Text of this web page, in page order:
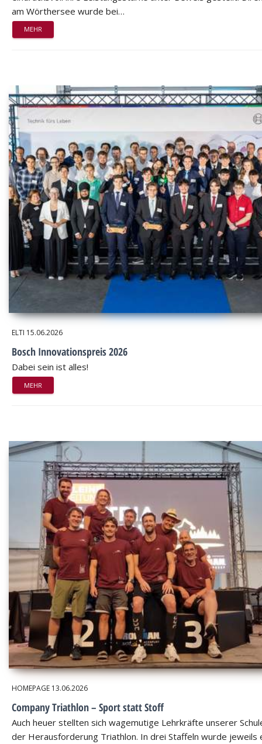
am Wörthersee wurde bei…
MEHR
ELTI 15.06.2026
Bosch Innovationspreis 2026
Dabei sein ist alles!
MEHR
HOMEPAGE 13.06.2026
Company Triathlon – Sport statt Stoff
Auch heuer stellten sich wagemutige Lehrkräfte unserer
der Herausforderung Triathlon. In drei Staffeln wurde jeweils